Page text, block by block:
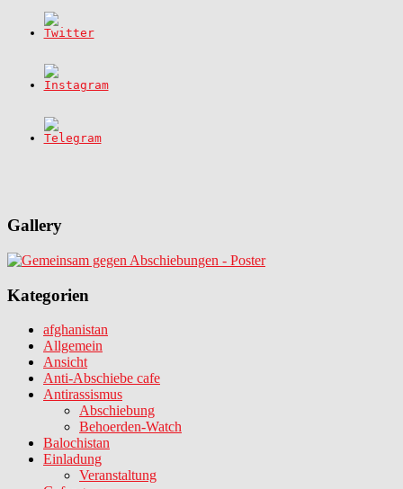
Gallery
Kategorien
afghanistan
Allgemein
Ansicht
Anti-Abschiebe cafe
Antirassismus
Abschiebung
Behoerden-Watch
Balochistan
Einladung
Veranstaltung